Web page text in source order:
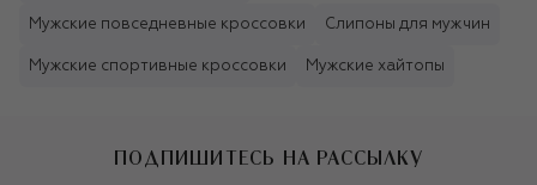
Мужские повседневные кроссовки Слипоны для мужчин
Мужские спортивные кроссовки Мужские хайтопы
ПОДПИШИТЕСЬ НА РАССЫЛКУ